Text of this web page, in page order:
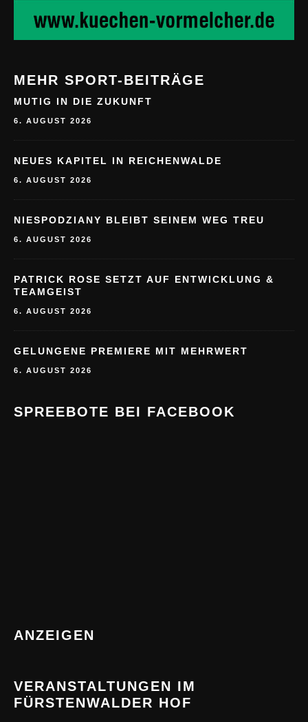
MEHR SPORT-BEITRÄGE
MUTIG IN DIE ZUKUNFT
6. AUGUST 2026
NEUES KAPITEL IN REICHENWALDE
6. AUGUST 2026
NIESPODZIANY BLEIBT SEINEM WEG TREU
6. AUGUST 2026
PATRICK ROSE SETZT AUF ENTWICKLUNG &
TEAMGEIST
6. AUGUST 2026
GELUNGENE PREMIERE MIT MEHRWERT
6. AUGUST 2026
SPREEBOTE BEI FACEBOOK
ANZEIGEN
VERANSTALTUNGEN IM
FÜRSTENWALDER HOF